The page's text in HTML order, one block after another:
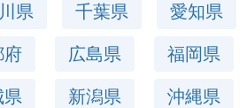
県 千葉県
愛知県
府 広島県
福岡県
県 新潟県
沖縄県